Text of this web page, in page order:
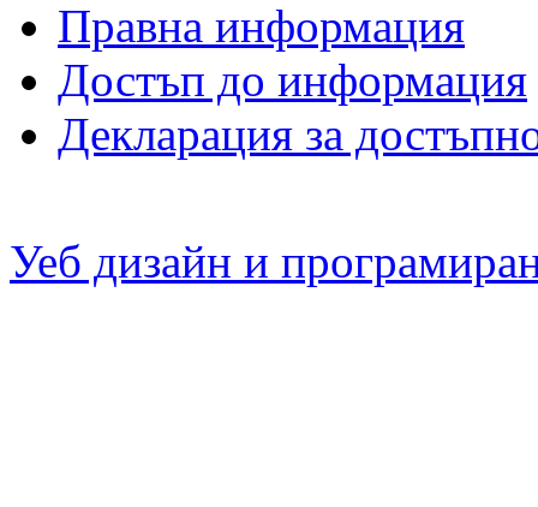
Правна информация
Достъп до информация
Декларация за
Уеб дизайн и